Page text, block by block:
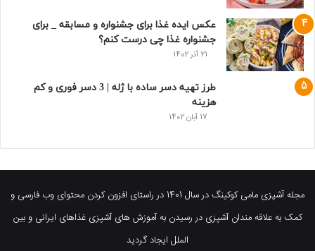
عکس ایده غذا برای جشنواره و مسابقه _ برای
جشنواره غذا چی درست کنم؟
21 آذر 1402
طرز تهیه دسر ساده با ژله | 3 دسر فوری و کم
هزینه
17 آبان 1402
مجله آشپزی مامی کوکینگ در سال 1401 در راستای افزون کردن محتوای وب فارسی و
کمک به علاقه مندان آشپزی در رسیدن به آموزش های آشپزی غذاهای ایرانی و بین
الملل ایجاد گردید